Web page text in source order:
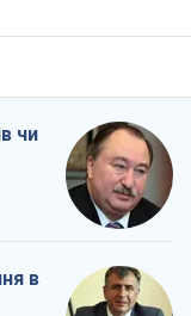
чи
в